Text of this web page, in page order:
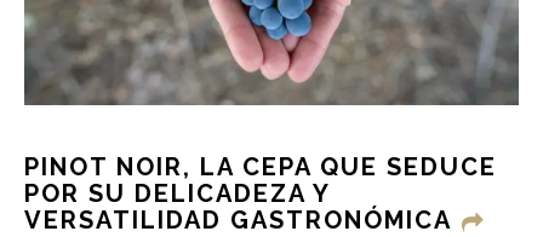
PINOT NOIR, LA CEPA QUE SEDUCE
POR SU DELICADEZA Y
VERSATILIDAD GASTRONÓMICA